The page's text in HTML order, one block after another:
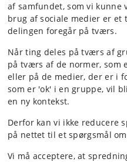
af samfundet, som vi kunne
brug af sociale medier er
delingen foregår på tværs.
Når ting deles på tværs af
på tværs af de normer,
eller på de medier, der er i
som er 'ok' i en gruppe, vil
en ny kontekst.
Derfor kan vi ikke reducere
på nettet til et spørgsmål
Vi må acceptere, at